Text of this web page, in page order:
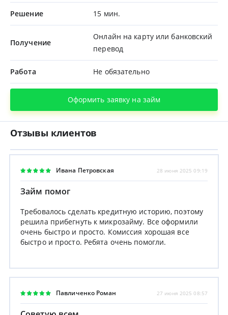
Решение 15 мин.
Получение
Онлайн на карту или банковский
перевод
Работа Не обязательно
Оформить заявку на займ
Отзывы клиентов
Ивана Петровская 28 июня 2025 09:19
Займ помог
Требовалось сделать кредитную историю, поэтому
решила прибегнуть к микрозайму. Все оформили
очень быстро и просто. Комиссия хорошая все
быстро и просто. Ребята очень помогли.
Павличенко Роман 27 июня 2025 08:57